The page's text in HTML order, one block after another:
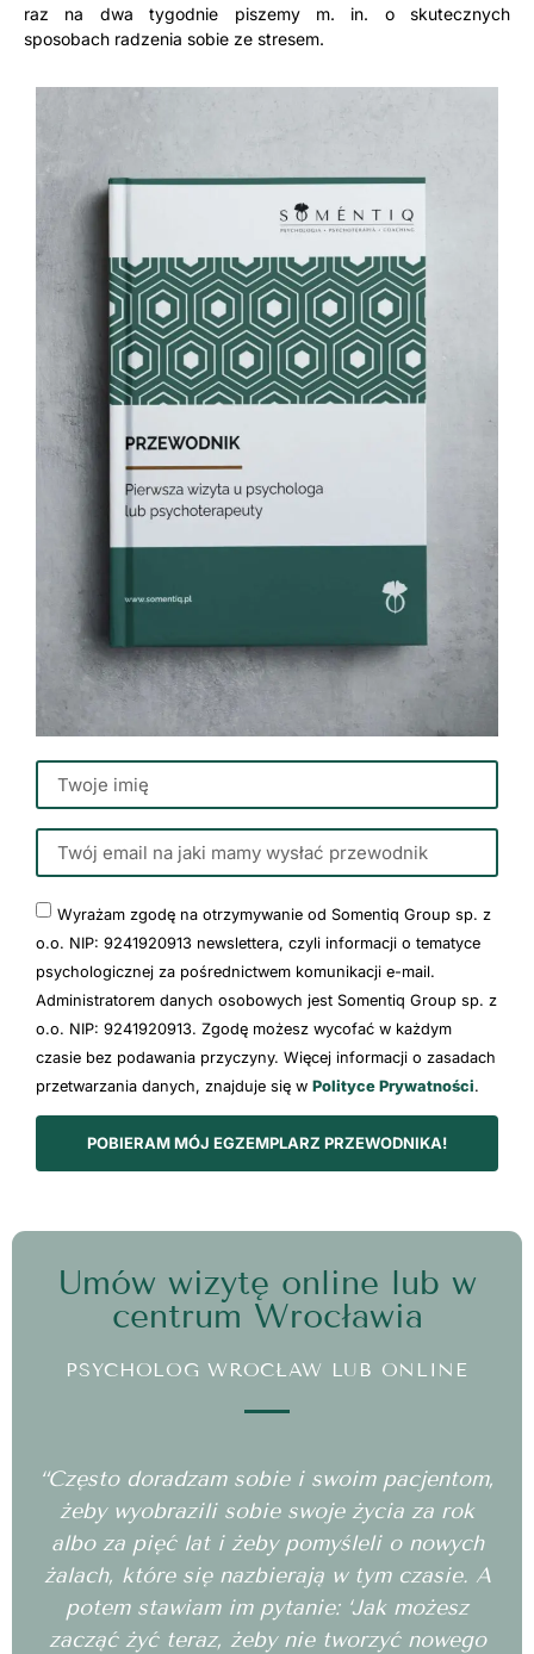
Wyrażam zgodę na otrzymywanie od Somentiq Group sp. z
o.o. NIP: 9241920913 newslettera, czyli informacji o tematyce
psychologicznej za pośrednictwem komunikacji e-mail.
Administratorem danych osobowych jest Somentiq Group sp. z
o.o. NIP: 9241920913. Zgodę możesz wycofać w każdym
czasie bez podawania przyczyny. Więcej informacji o zasadach
przetwarzania danych, znajduje się w Polityce Prywatności.
POBIERAM MÓJ EGZEMPLARZ PRZEWODNIKA!
raz na dwa tygodnie piszemy m. in. o skutecznych
sposobach radzenia sobie ze stresem.
Umów wizytę online lub w
centrum Wrocławia
PSYCHOLOG WROCŁAW LUB ONLINE
“Często doradzam sobie i swoim pacjentom,
żeby wyobrazili sobie swoje życia za rok
albo za pięć lat i żeby pomyśleli o nowych
żalach, które się nazbierają w tym czasie. A
potem stawiam im pytanie: ‘Jak możesz
zacząć żyć teraz, żeby nie tworzyć nowego